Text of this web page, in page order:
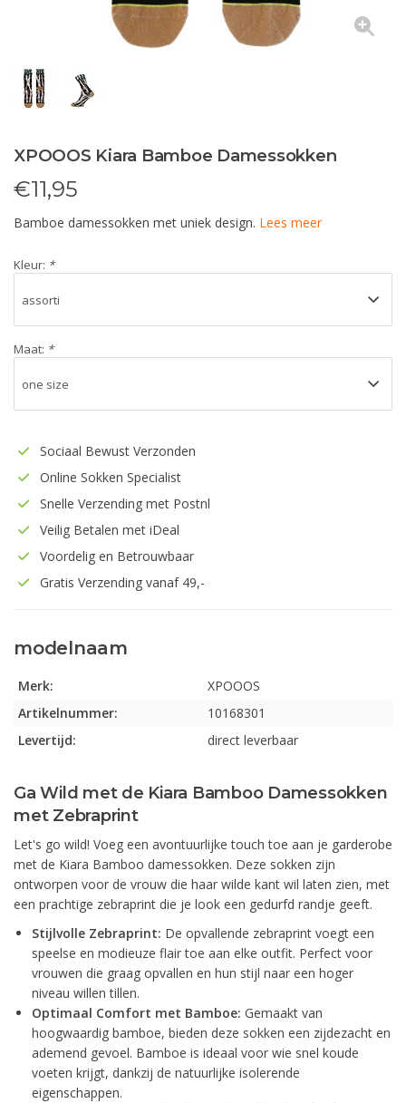
XPOOOS Kiara Bamboe Damessokken
€11,95
Bamboe damessokken met uniek design. Lees meer
Kleur: *
Maat: *
Sociaal Bewust Verzonden
Online Sokken Specialist
Snelle Verzending met Postnl
Veilig Betalen met iDeal
Voordelig en Betrouwbaar
Gratis Verzending vanaf 49,-
modelnaam
Merk:
XPOOOS
Artikelnummer:
10168301
Levertijd:
direct leverbaar
Ga Wild met de Kiara Bamboo Damessokken
met Zebraprint
Let's go wild! Voeg een avontuurlijke touch toe aan je garderobe
met de Kiara Bamboo damessokken. Deze sokken zijn
ontworpen voor de vrouw die haar wilde kant wil laten zien, met
een prachtige zebraprint die je look een gedurfd randje geeft.
Stijlvolle Zebraprint: De opvallende zebraprint voegt een
speelse en modieuze flair toe aan elke outfit. Perfect voor
vrouwen die graag opvallen en hun stijl naar een hoger
niveau willen tillen.
Optimaal Comfort met Bamboe: Gemaakt van
hoogwaardig bamboe, bieden deze sokken een zijdezacht en
ademend gevoel. Bamboe is ideaal voor wie snel koude
voeten krijgt, dankzij de natuurlijke isolerende
eigenschappen.